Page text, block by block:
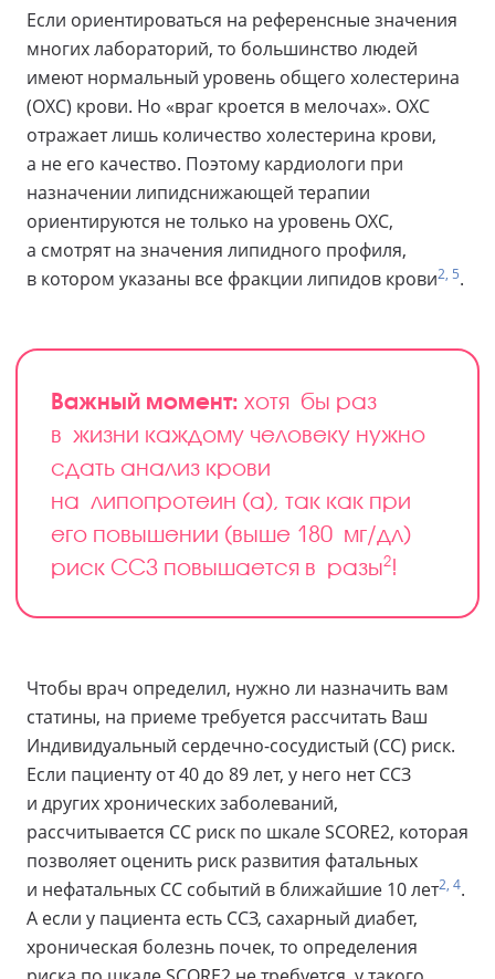
Если ориентироваться на референсные значения
многих лабораторий, то большинство людей
имеют нормальный уровень общего холестерина
(ОХС) крови. Но «враг кроется в мелочах». ОХС
отражает лишь количество холестерина крови,
а не его качество. Поэтому кардиологи при
назначении липидснижающей терапии
ориентируются не только на уровень ОХС,
а смотрят на значения липидного профиля,
в котором указаны все фракции липидов крови2, 5.
Важный момент: хотя бы раз
в жизни каждому человеку нужно
сдать анализ крови
на липопротеин (а), так как при
его повышении (выше 180 мг/дл)
риск ССЗ повышается в разы2!
Чтобы врач определил, нужно ли назначить вам
статины, на приеме требуется рассчитать Ваш
Индивидуальный сердечно-сосудистый (СС) риск.
Если пациенту от 40 до 89 лет, у него нет ССЗ
и других хронических заболеваний,
рассчитывается СС риск по шкале SCORE2, которая
позволяет оценить риск развития фатальных
и нефатальных СС событий в ближайшие 10 лет2, 4.
А если у пациента есть ССЗ, сахарный диабет,
хроническая болезнь почек, то определения